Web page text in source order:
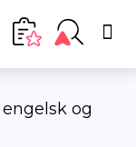
og